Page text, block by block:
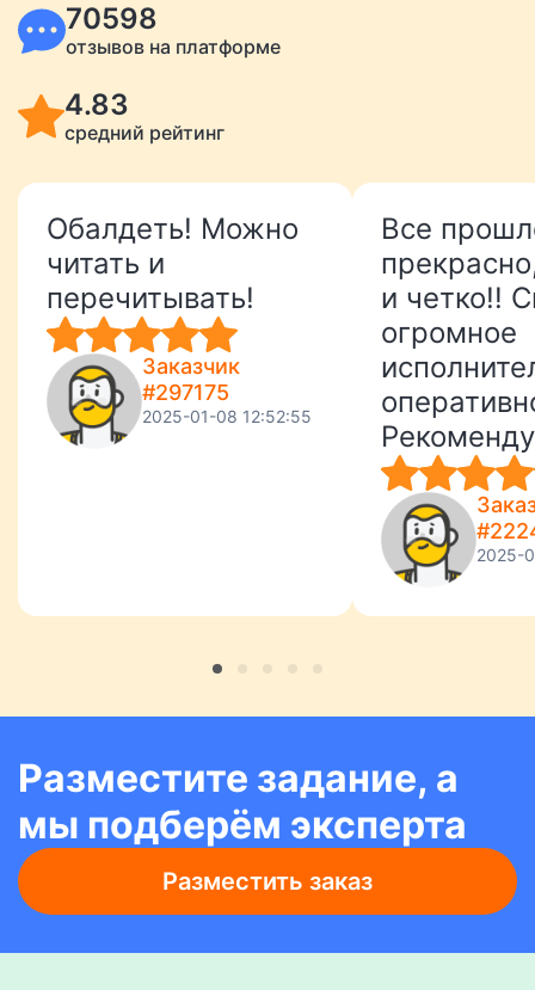
70598
отзывов на платформе
4.83
средний рейтинг
Обалдеть! Можно
читать и
перечитывать!
Заказчик
#297175
2025-01-08 12:52:55
Все
и четко!!
огромное
2025-
Разместите задание, а
мы подберём эксперта
Разместить заказ